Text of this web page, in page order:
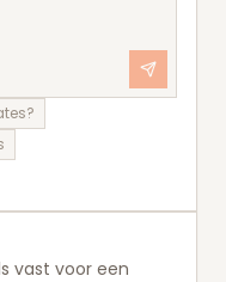
vast voor een